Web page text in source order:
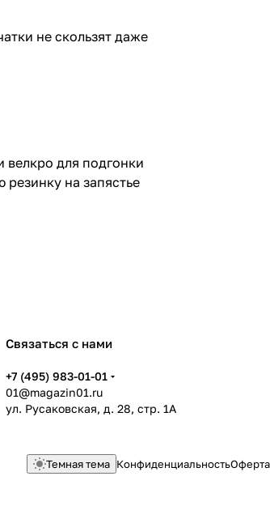
не скользят даже
велкро для подгонки
на запястье
Связаться с нами
+7 (495) 983-01-01
01@magazin01.ru
ул. Русаковская, д. 28, стр. 1А
Темная тема КонфиденциальностьОферта